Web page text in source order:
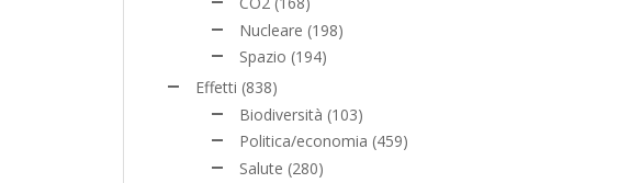
Nucleare (198)
Spazio (194)
Effetti (838)
Biodiversità (103)
Politica/economia (459)
Salute (280)